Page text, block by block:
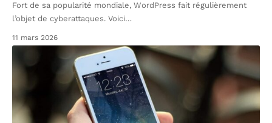
Fort de sa popularité mondiale, WordPress fait régulièrement
l’objet de cyberattaques. Voici…
11 mars 2026